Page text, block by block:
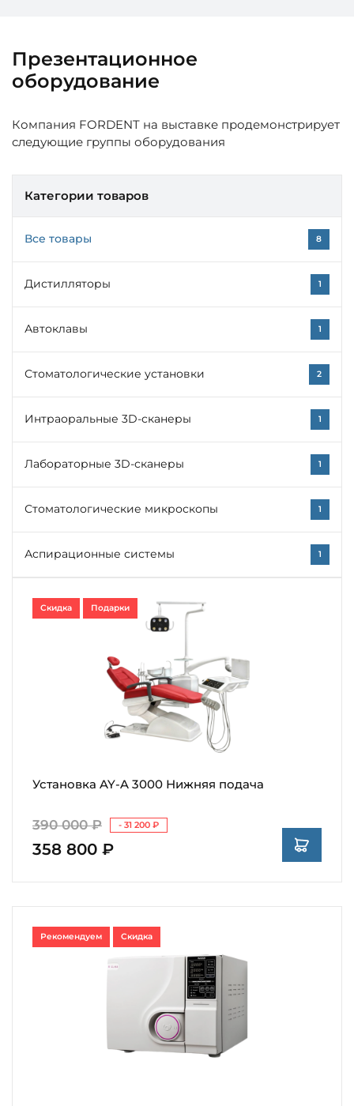
Презентационное
оборудование
Компания FORDENT на выставке продемонстрирует
следующие группы оборудования
Категории товаров
Все товары 8
Дистилляторы 1
Автоклавы 1
Стоматологические установки 2
Интраоральные 3D-сканеры 1
Лабораторные 3D-сканеры 1
Стоматологические микроскопы 1
Аспирационные системы 1
Установка AY-A 3000 Нижняя подача
390 000 ₽ - 31 200 ₽
358 800 ₽
Скидка Подарки
Рекомендуем Скидка